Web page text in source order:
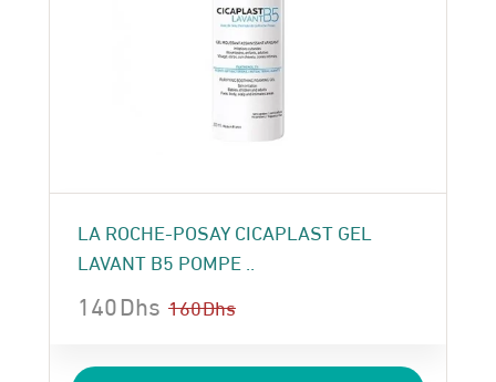
LA ROCHE-POSAY CICAPLAST GEL
LAVANT B5 POMPE ..
160Dhs
prix
140Dhs
prix